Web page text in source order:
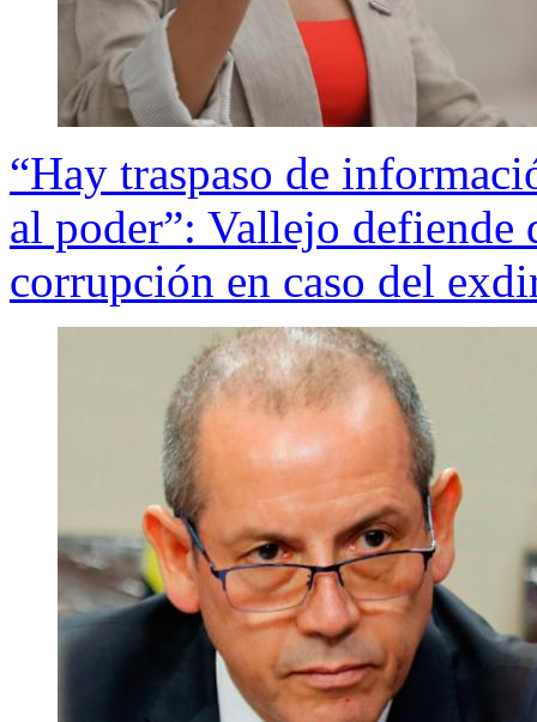
“Hay traspaso de
al poder”: Vallejo defiende
corrupción en caso del